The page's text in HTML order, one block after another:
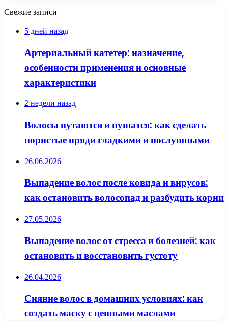
Свежие записи
5 дней назад
Артериальный катетер: назначение,
особенности применения и основные
характеристики
2 недели назад
Волосы путаются и пушатся: как сделать
пористые пряди гладкими и послушными
26.06.2026
Выпадение волос после ковида и вирусов:
как остановить волосопад и разбудить корни
27.05.2026
Выпадение волос от стресса и болезней: как
остановить и восстановить густоту
26.04.2026
Сияние волос в домашних условиях: как
создать маску с ценными маслами